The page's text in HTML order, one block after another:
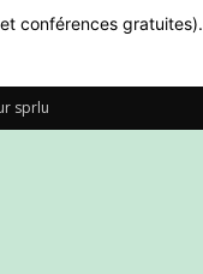
conférences gratuites).
sprlu